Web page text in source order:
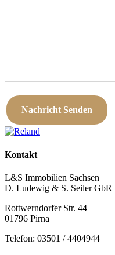
Kontakt
L&S Immobilien Sachsen
D. Ludewig & S. Seiler GbR
Rottwerndorfer Str. 44
01796 Pirna
Telefon: 03501 / 4404944